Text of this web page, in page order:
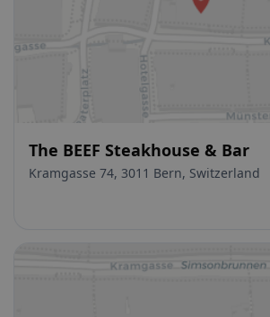
The BEEF Steakhouse & Bar
Kramgasse 74, 3011 Bern, Switzerland